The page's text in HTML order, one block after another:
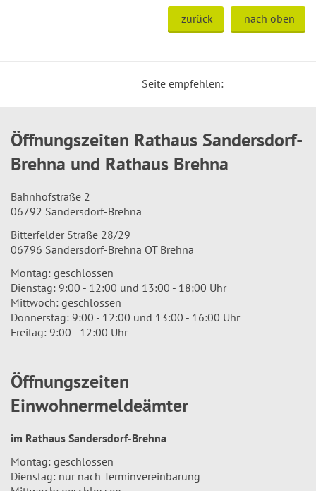
zurück nach oben
Seite empfehlen:
Öffnungszeiten Rathaus Sandersdorf-
Brehna und Rathaus Brehna
Bahnhofstraße 2
06792 Sandersdorf-Brehna
Bitterfelder Straße 28/29
06796 Sandersdorf-Brehna OT Brehna
Montag: geschlossen
Dienstag: 9:00 - 12:00 und 13:00 - 18:00 Uhr
Mittwoch: geschlossen
Donnerstag: 9:00 - 12:00 und 13:00 - 16:00 Uhr
Freitag: 9:00 - 12:00 Uhr
Öffnungszeiten
Einwohnermeldeämter
im Rathaus Sandersdorf-Brehna
Montag: geschlossen
Dienstag: nur nach Terminvereinbarung